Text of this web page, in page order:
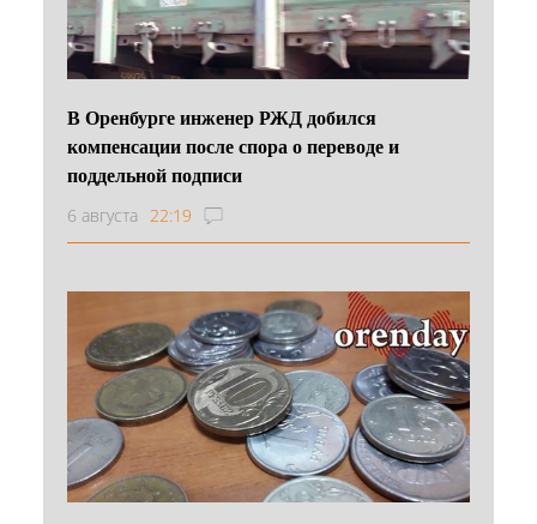
В Оренбурге инженер РЖД добился
компенсации после спора о переводе и
поддельной подписи
6 августа 22:19